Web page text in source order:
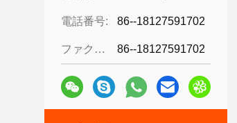
電話番号: 86--18127591702
ファクシミリ: 86--18127591702